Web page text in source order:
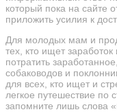
который пока на сайте
приложить усилия к
Для молодых мам и
тех, кто ищет
потратить
собаководов и
для всех, кто ищет и
легкое путешествие по
запомните лишь слова